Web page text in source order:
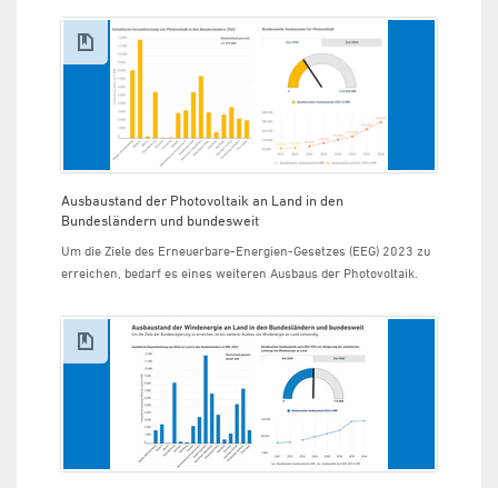
Ausbaustand der Photovoltaik an Land in den
Bundesländern und bundesweit
Um die Ziele des Erneuerbare-Energien-Gesetzes (EEG) 2023 zu
erreichen, bedarf es eines weiteren Ausbaus der Photovoltaik.